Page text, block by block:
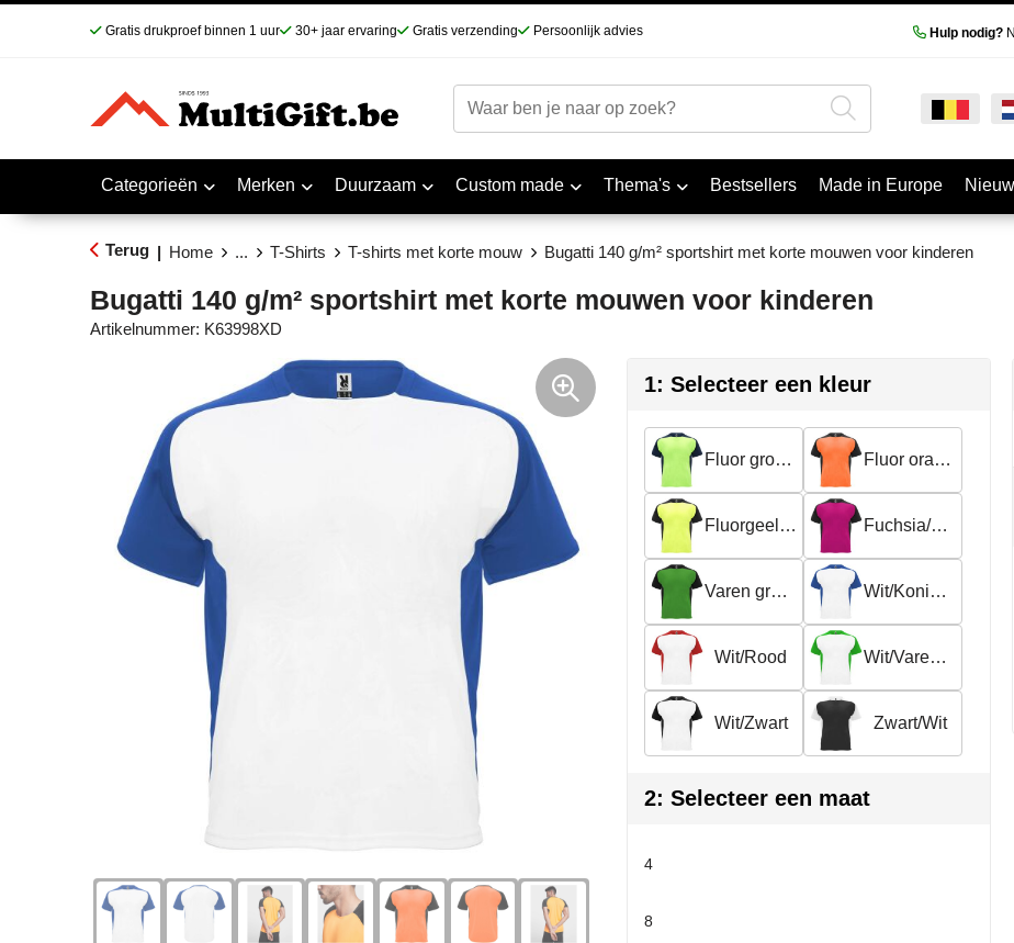
Gratis drukproef binnen 1 uur 30+ jaar ervaring Gratis verzending Persoonlijk advies Hulp nodig?
Categorieën Merken Duurzaam Custom made Thema's Bestsellers Made in Europe Nieuw
Terug | Home ... T-Shirts T-shirts met korte mouw Bugatti 140 g/m² sportshirt met korte mouwen voor kinderen
Bugatti 140 g/m² sportshirt met korte mouwen voor kinderen
Artikelnummer: K63998XD
1: Selecteer een kleur
Fluor groen/Marineblauw Fluor oranje/Zwart
Fluorgeel/Zwart Fuchsia/Zwart
Varen groen/Wit Wit/Koningsblauw
Wit/Rood Wit/Varen groen
Wit/Zwart Zwart/Wit
2: Selecteer een maat
4
8